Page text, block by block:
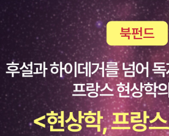
동물인지 궁금했고 또 어떤 이야기일지 더
만해도 무시무시한 하이에나가 이렇게 귀
고 똑똑한 핀둘리를 만나러 가볼까요?아
나왔어요. 그런데 개들이 하이에나를 보
한번도 자기 귀가 크다고 생각해본 적이
를 납작하게 붙여버렸죠. 그러다가 이번
핀둘리는 본능적으로 몸의 털을 곤두세웠
는 갈기털이 제멋대로 뻗었다며 놀리네요